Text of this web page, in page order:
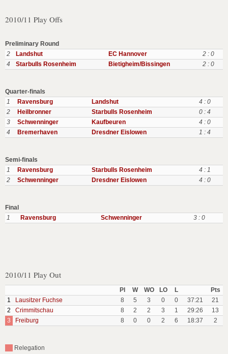
2010/11 Play Offs
Preliminary Round
2
Landshut EC Hannover
2 : 0
4
Starbulls Rosenheim Bietigheim/Bissingen 2 : 0
Quarter-finals
1
Ravensburg Landshut
4 : 0
2
Heilbronner Starbulls Rosenheim
0 : 4
3
Schwenninger Kaufbeuren
4 : 0
4
Bremerhaven Dresdner Eislowen 1 : 4
Semi-finals
1
Ravensburg Starbulls Rosenheim
4 : 1
2
Schwenninger Dresdner Eislowen 4 : 0
Final
1
Ravensburg Schwenninger 3 : 0
2010/11 Play Out
Pl W WO LO L
Pts
1
Lausitzer Fuchse 8 5 3 0 0 37:21
21
2
Crimmitschau 8 2 2 3 1 29:26
13
3
Freiburg 8 0 0 2 6 18:37 2
Relegation